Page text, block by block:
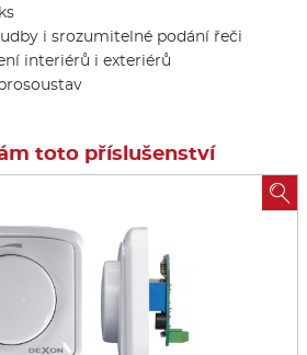
i srozumitelné podání řeči
interiérů i exteriérů
toto příslušenství
